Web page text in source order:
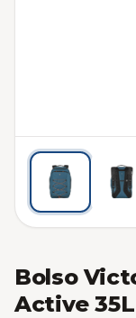
Bolso
Active 35L